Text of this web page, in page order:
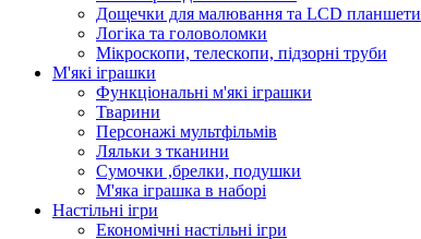
Дощечки для малювання та LCD планшети
Логіка та головоломки
Мікроскопи, телескопи, підзорні труби
М'які іграшки
Функціональні м'які іграшки
Тварини
Персонажі мультфільмів
Ляльки з тканини
Сумочки ,брелки, подушки
М'яка іграшка в наборі
Настільні ігри
Економічні настільні ігри